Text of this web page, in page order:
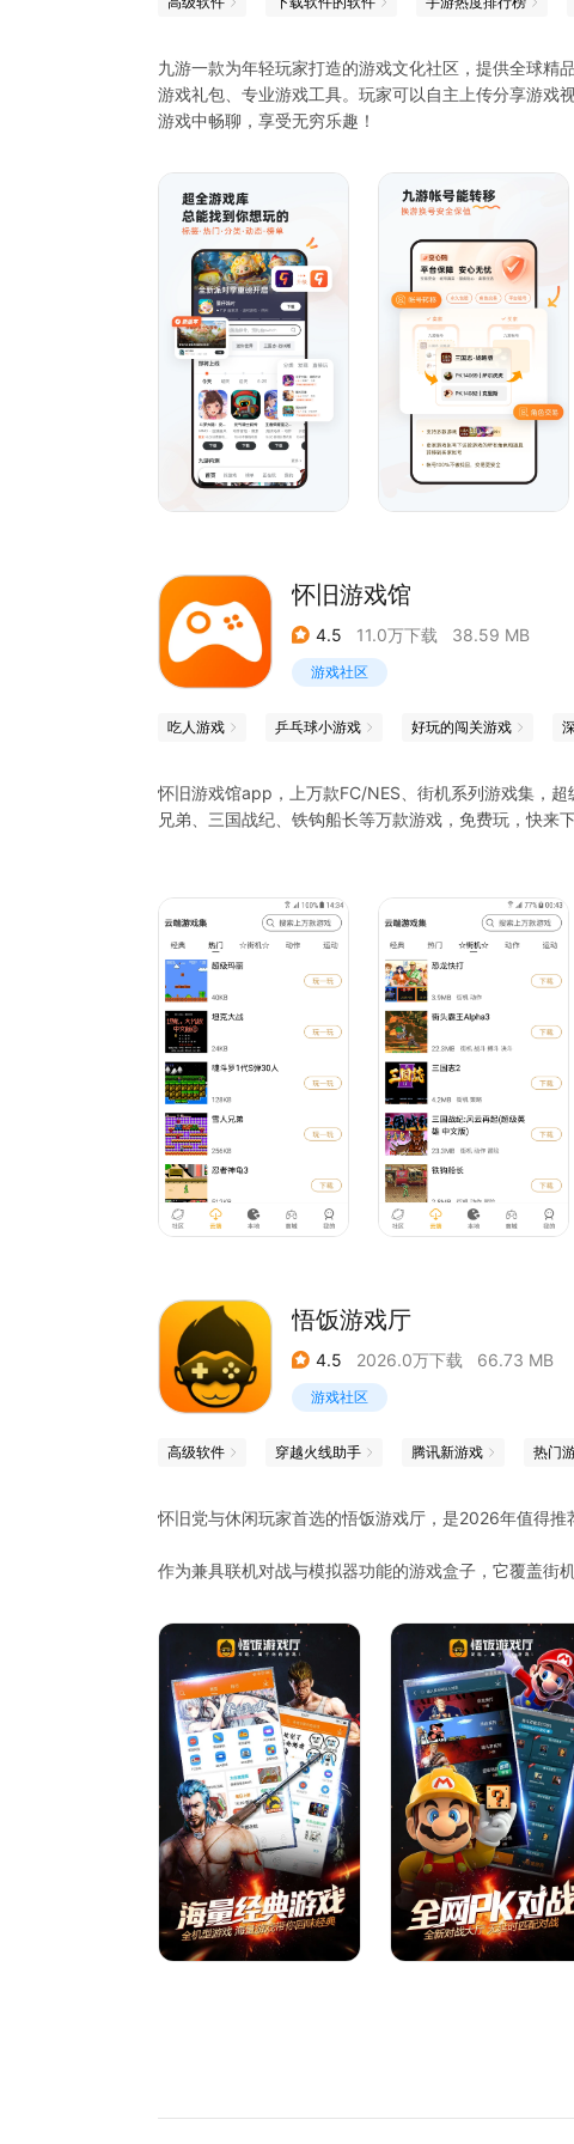
九游一款为年轻玩家打造的游戏文化社区，提供全球精
游戏礼包、专业游戏工具。玩家可以自主上传分享游
游戏中畅聊，享受无穷乐趣！
怀旧游戏馆
4.5 11.0万下载 38.59 MB
游戏社区
吃人游戏 乒乓球小游戏 好玩的闯关游戏
怀旧游戏馆app，上万款FC/NES、街机系列游戏集，
兄弟、三国战纪、铁钩船长等万款游戏，免费玩，快来
玩的游戏。
悟饭游戏厅
4.5 2026.0万下载 66.73 MB
游戏社区
高级软件 穿越火线助手 腾讯新游戏 热门
怀旧党与休闲玩家首选的悟饭游戏厅，是2026年值得推
作为兼具联机对战与模拟器功能的游戏盒子，它覆盖街
平台支持三国战纪、街头霸王等游戏无延时联机对战
专区与云存档功能，无需高额硬件配置即可即点即玩
同时优化操作体验，新增虚拟操作新手引导与物理外
细节拉满，无论是怀旧老玩家还是入门新手，都能快速